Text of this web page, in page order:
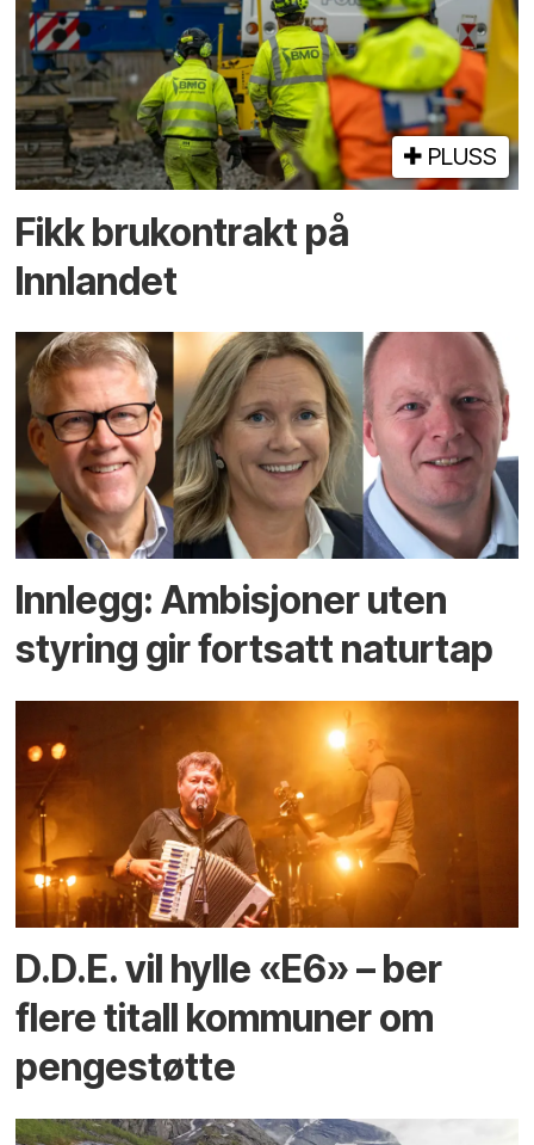
PLUSS
Fikk brukontrakt på
Innlandet
Innlegg: Ambisjoner uten
styring gir fortsatt naturtap
D.D.E. vil hylle «E6» – ber
flere titall kommuner om
pengestøtte